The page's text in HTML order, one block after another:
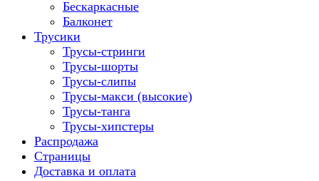
Бескаркасные
Балконет
Трусики
Трусы-стринги
Трусы-шорты
Трусы-слипы
Трусы-макси (высокие)
Трусы-танга
Трусы-хипстеры
Распродажа
Страницы
Доставка и оплата